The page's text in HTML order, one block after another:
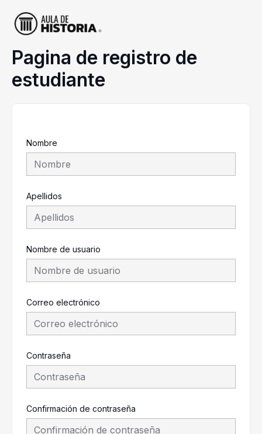
contenido
Pagina de registro de
estudiante
Nombre
Apellidos
Nombre de usuario
Correo electrónico
Contraseña
Confirmación de contraseña